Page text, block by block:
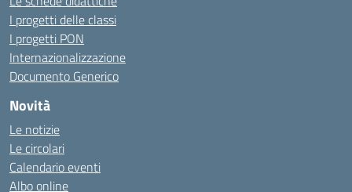
I progetti delle classi
I progetti PON
Internazionalizzazione
Documento Generico
Novità
Le notizie
Le circolari
Calendario eventi
Albo online